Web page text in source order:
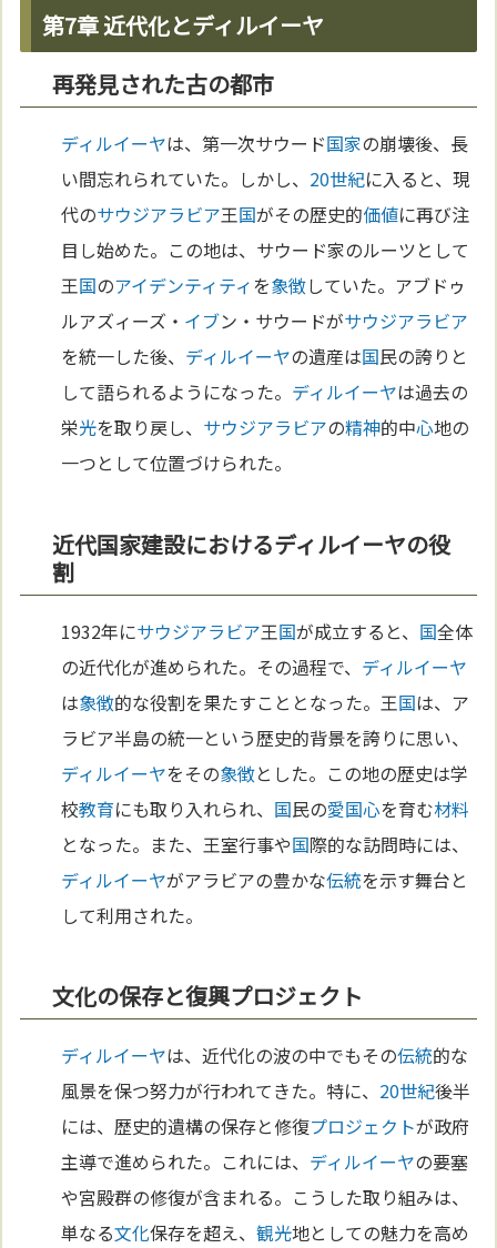
第7章 近代化とディルイーヤ
再発見された古の都市
ディルイーヤは、第一次サウード国家の崩壊後、長
い間忘れられていた。しかし、 20世紀に入ると、現
代のサウジアラビア王国がその歴史的価値に再び注
目し始めた。この地は、サウード家のルーツとして
王国のアイデンティティを象徴していた。アブドゥ
ルアズィーズ・ イブン・サウードがサウジアラビア
を統一した後、 ディルイーヤの遺産は国民の誇りと
して語られるようになった。 ディルイーヤは過去の
栄光を取り戻し、 サウジアラビアの精神的中心地の
一つとして位置づけられた。
近代国家建設におけるディルイーヤの役
割
1932年にサウジアラビア王国が成立すると、 国全体
の近代化が進められた。その過程で、 ディルイーヤ
は象徴的な役割を果たすこととなった。王国は、ア
ラビア半島の統一という歴史的背景を誇りに思い、
ディルイーヤをその象徴とした。この地の歴史は学
校教育にも取り入れられ、 国民の愛国心を育む材料
となった。また、王室行事や国際的な訪問時には、
ディルイーヤがアラビアの豊かな伝統を示す舞台と
して利用された。
文化の保存と復興プロジェクト
ディルイーヤは、近代化の波の中でもその伝統的な
風景を保つ努力が行われてきた。特に、 20世紀後半
には、歴史的遺構の保存と修復プロジェクトが政府
主導で進められた。これには、 ディルイーヤの要塞
や宮殿群の修復が含まれる。こうした取り組みは、
単なる文化保存を超え、観光地としての魅力を高め